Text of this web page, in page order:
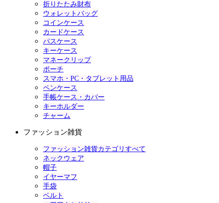
折りたたみ財布
ウォレットバッグ
コインケース
カードケース
パスケース
キーケース
マネークリップ
ポーチ
スマホ・PC・タブレット用品
ペンケース
手帳ケース・カバー
キーホルダー
チャーム
ファッション雑貨
ファッション雑貨カテゴリすべて
ネックウェア
帽子
イヤーマフ
手袋
ベルト